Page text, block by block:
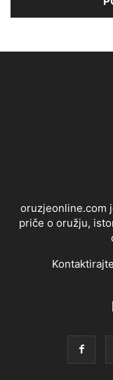
oruzjeonline.com
priče o oružju,